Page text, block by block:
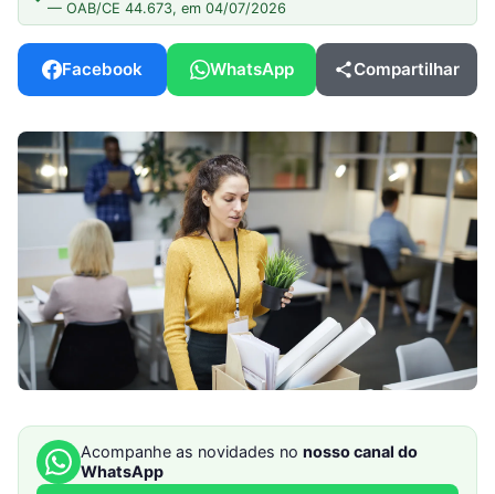
— OAB/CE 44.673, em 04/07/2026
Facebook WhatsApp Compartilhar
Acompanhe as novidades no nosso canal do
WhatsApp